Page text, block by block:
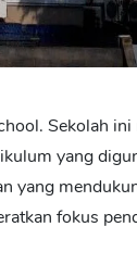
Sekolah
yang
yang
fokus